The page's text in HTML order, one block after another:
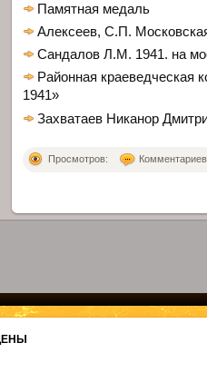
Памятная медаль
Алексеев, С.П.
Сандалов Л.М. 1941. на
Районная краеведческая
1941»
Захватаев Никанор
Просмотров: